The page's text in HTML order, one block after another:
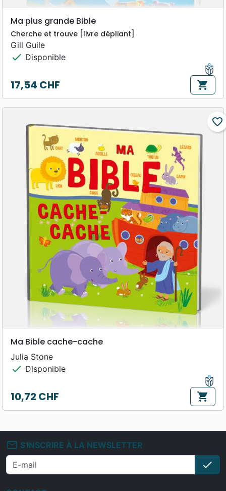
Ma plus grande Bible
Cherche et trouve [livre dépliant]
Gill Guile
check Disponible
Prix
17,54 CHF shopping_cart
favorite_border
Ma Bible cache-cache
Julia Stone
check Disponible
Prix
10,72 CHF shopping_cart
mail_outline S'INSCRIRE À LA NEWSLETTER
check